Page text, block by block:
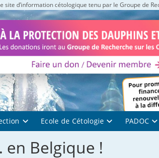
site d’information cétologique tenu par le Groupe de
Ecole de Cétologie PADOC
Belgique !